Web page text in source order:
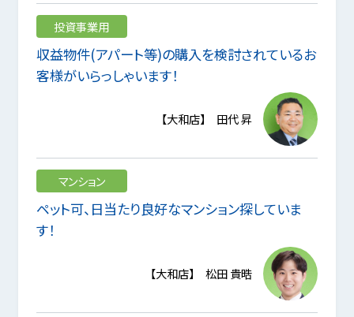
投資事業用
収益物件(アパート等)の購入を検討されているお
客様がいらっしゃいます！
【大和店】 田代 昇
マンション
ペット可、日当たり良好なマンション探していま
す！
【大和店】 松田 貴晧